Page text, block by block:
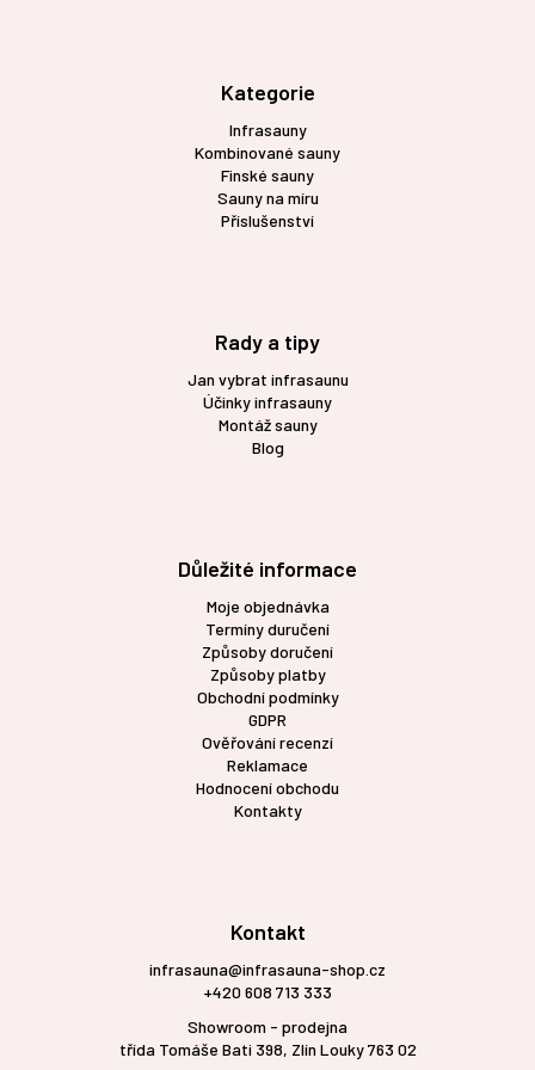
Kategorie
Infrasauny
Kombinované sauny
Finské sauny
Sauny na míru
Příslušenství
Rady a tipy
Jan vybrat infrasaunu
Účinky infrasauny
Montáž sauny
Blog
Důležité informace
Moje objednávka
Termíny duručení
Způsoby doručení
Způsoby platby
Obchodní podmínky
GDPR
Ověřování recenzí
Reklamace
Hodnocení obchodu
Kontakty
Kontakt
infrasauna@infrasauna-shop.cz
+420 608 713 333
Showroom - prodejna
třída Tomáše Bati 398, Zlín Louky 763 02